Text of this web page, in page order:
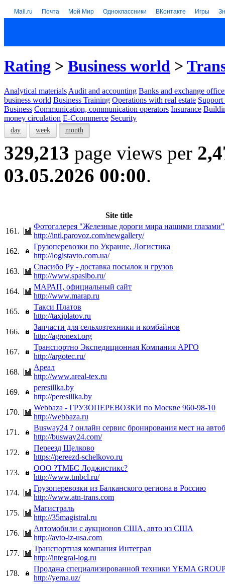
Mail.ru Почта Мой Мир Одноклассники ВКонтакте Игры
Rating > Business world >
Analytical materials Audit and accounting Banks and exchange
business world Business Training Operations with real estate Support
Business Communication, communication operators Insurance
money circulation E-Ccommerce Security
day week month
329,213 page views per
03.05.2026 00:00.
Site title
161.
Фотогалерея "Железные дороги мира нашими глазами"
http://intl.parovoz.com/newgallery/
162.
Грузоперевозки по Украине, Логистика
http://logistavto.com.ua/
163.
Спасибо Ру - доставка посылок и грузов
http://www.spasibo.ru/
164.
МАРАП, официальный сайт
http://www.marap.ru
165.
Такси Платов
http://taxiplatov.ru
166.
Запчасти для сельхозтехники и комбайнов
http://agronext.org
167.
Транспортно Экспедиционная Компания АРГО
http://argotec.ru/
168.
Ареал
http://www.areal-tex.ru
169.
peresillka.by
http://peresillka.by
170.
Webbaza - ГРУЗОПЕРЕВОЗКИ по Москве 960-98-10
http://webbaza.ru
171.
Busway24 ? онлайн сервис бронирования мест на
http://busway24.com/
172.
Переезд Щелково
https://pereezd-schelkovo.ru
173.
ООО ?ТМБС Лоджистикс?
http://www.tmbcl.ru/
174.
Грузоперевозки из Балканского региона в Россию
http://www.atn-trans.com
175.
Магистраль
http://35magistral.ru
176.
Автомобили с аукционов США, авто из США
http://avto-iz-usa.com
177.
Транспортная компания Интеграл
http://integral-log.ru
178.
Продажа специализированной техники YEMA
http://yema.uz/